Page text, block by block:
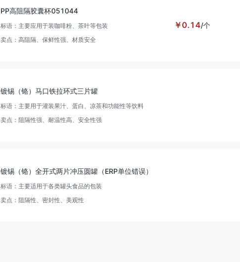
PP高阻隔胶囊杯051044
标语： 主要应用于装咖啡粉、茶叶等包装
卖点：高阻隔、保鲜性强、材质安全
￥0.14/个
镀锡（铬）马口铁拉环式三片罐
标语： 主要用于灌装果汁、蛋白、凉茶和功能性等饮料
卖点：阻隔性强、耐温性高、安全性强
镀锡（铬）全开式两片冲压圆罐（ERP单位错误）
标语： 主要适用于各类罐头食品的包装
卖点：阻隔性、密封性、美观性